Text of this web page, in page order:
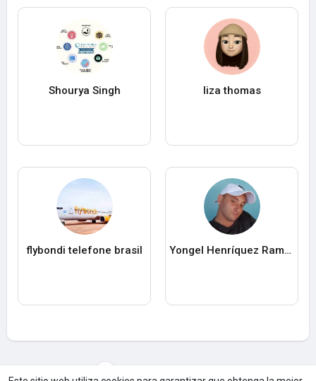
Shourya Singh liza thomas
flybondi telefone brasil Yongel Henríquez Ramos